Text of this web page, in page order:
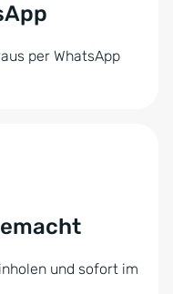
per WhatsApp
und sofort im